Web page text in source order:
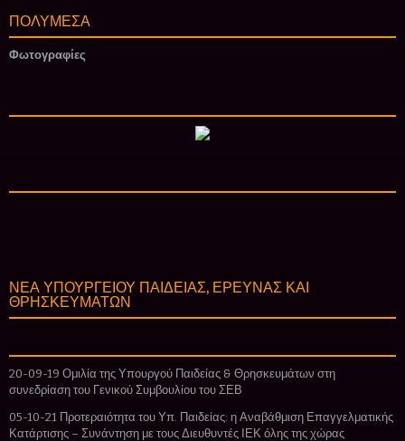
ΠΟΛΥΜΕΣΑ
Φωτογραφίες
ΝΕΑ ΥΠΟΥΡΓΕΙΟΥ ΠΑΙΔΕΙΑΣ, ΕΡΕΥΝΑΣ ΚΑΙ
ΘΡΗΣΚΕΥΜΑΤΩΝ
20-09-19 Ομιλία της Υπουργού Παιδείας & Θρησκευμάτων στη
συνεδρίαση του Γενικού Συμβουλίου του ΣΕΒ
05-10-21 Προτεραιότητα του Υπ. Παιδείας: η Αναβάθμιση Επαγγελματικής
Κατάρτισης – Συνάντηση με τους Διευθυντές ΙΕΚ όλης της χώρας